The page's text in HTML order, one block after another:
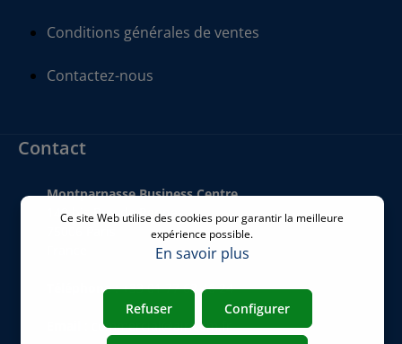
Conditions générales de ventes
Contactez-nous
Contact
Montparnasse Business Centre
140 bis Rue de Rennes
Téléphone:+33 01 77 62 46 24
commercial@airicom.fr
Ce site Web utilise des cookies pour garantir la meilleure
expérience possible.
En savoir plus
Refuser Configurer